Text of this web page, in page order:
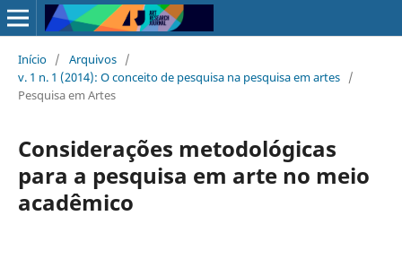
Início / Arquivos /
v. 1 n. 1 (2014): O conceito de pesquisa na pesquisa em artes /
Pesquisa em Artes
Considerações metodológicas
para a pesquisa em arte no meio
acadêmico